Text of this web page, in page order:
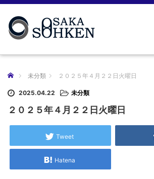
ホーム 未分類 ２０２５年４月２２日火曜日
2025.04.22 未分類
２０２５年４月２２日火曜日
Tweet
Hatena